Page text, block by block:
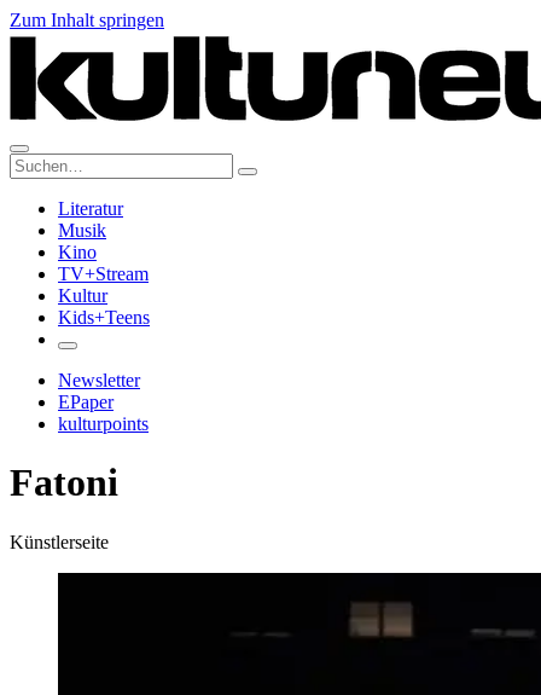
Zum Inhalt springen
Suche:
Literatur
Musik
Kino
TV+Stream
Kultur
Kids+Teens
Newsletter
EPaper
kulturpoints
Fatoni
Künstlerseite